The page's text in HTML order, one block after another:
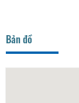
Bản đồ